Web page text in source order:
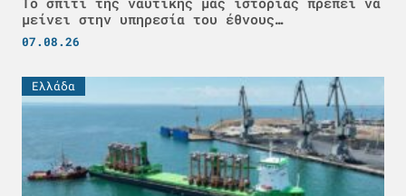
μείνει στην υπηρεσία του έθνους…
07.08.26
Ελλάδα